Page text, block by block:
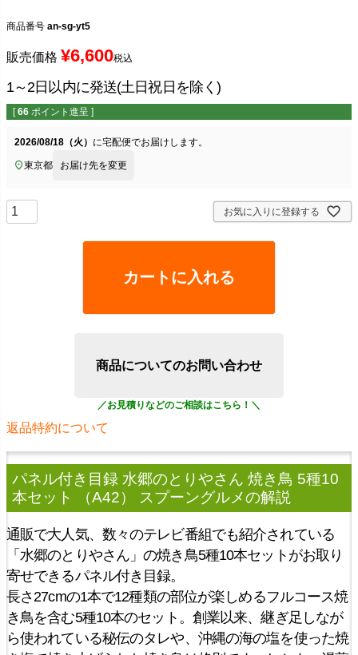
商品番号 an-sg-yt5
販売価格 ¥6,600税込
1～2日以内に発送(土日祝日を除く)
[ 66 ポイント進呈 ]
2026/08/18（火） に宅配便でお届けします。
東京都 お届け先を変更
お気に入りに登録する
カートに入れる
商品についてのお問い合わせ
返品特約について
パネル付き目録 水郷のとりやさん 焼き鳥 5種10
本セット （A42） スプーングルメの解説
通販で大人気、数々のテレビ番組でも紹介されている
「水郷のとりやさん」の焼き鳥5種10本セットがお取り
寄せできるパネル付き目録。
長さ27cmの1本で12種類の部位が楽しめるフルコース焼
き鳥を含む5種10本のセット。創業以来、継ぎ足しなが
ら使われている秘伝のタレや、沖縄の海の塩を使った焼